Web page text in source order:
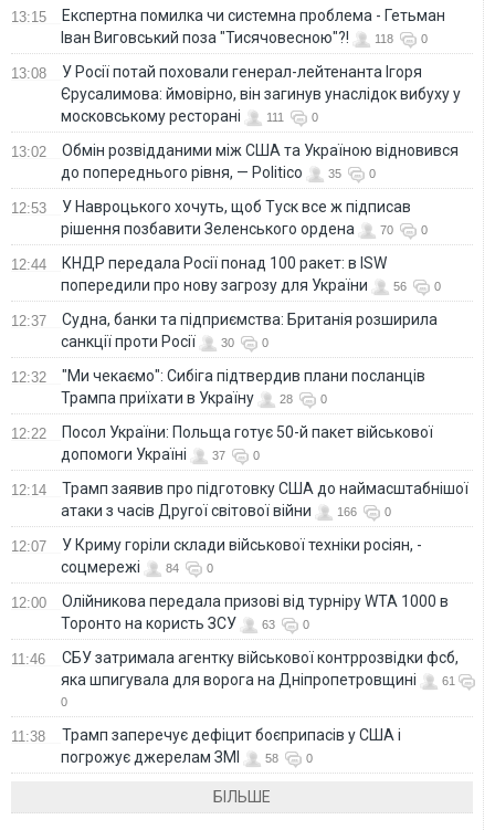
13:15
Eкспертна помилка чи системна проблема - Гетьман
Іван Виговський поза "Тисячовесною"?!
118 0
13:08
У Росії потай поховали генерал-лейтенанта Ігоря
Єрусалимова: ймовірно, він загинув унаслідок вибуху у
московському ресторані
111 0
13:02
Обмін розвідданими між США та Україною відновився
до попереднього рівня, — Politico
35 0
12:53
У Навроцького хочуть, щоб Туск все ж підписав
рішення позбавити Зеленського ордена
70 0
12:44
КНДР передала Росії понад 100 ракет: в ISW
попередили про нову загрозу для України
56 0
12:37
Судна, банки та підприємства: Британія розширила
санкції проти Росії
30 0
12:32
"Ми чекаємо": Сибіга підтвердив плани посланців
Трампа приїхати в Україну
28 0
12:22
Посол України: Польща готує 50-й пакет військової
допомоги Україні
37 0
12:14
Трамп заявив про підготовку США до наймасштабнішої
атаки з часів Другої світової війни
166 0
12:07
У Криму горіли склади військової техніки росіян, -
соцмережі
84 0
12:00
Олійникова передала призові від турніру WTA 1000 в
Торонто на користь ЗСУ
63 0
11:46
СБУ затримала агентку військової контррозвідки фсб,
яка шпигувала для ворога на Дніпропетровщині
61
0
11:38
Трамп заперечує дефіцит боєприпасів у США і
погрожує джерелам ЗМІ
58 0
БІЛЬШЕ